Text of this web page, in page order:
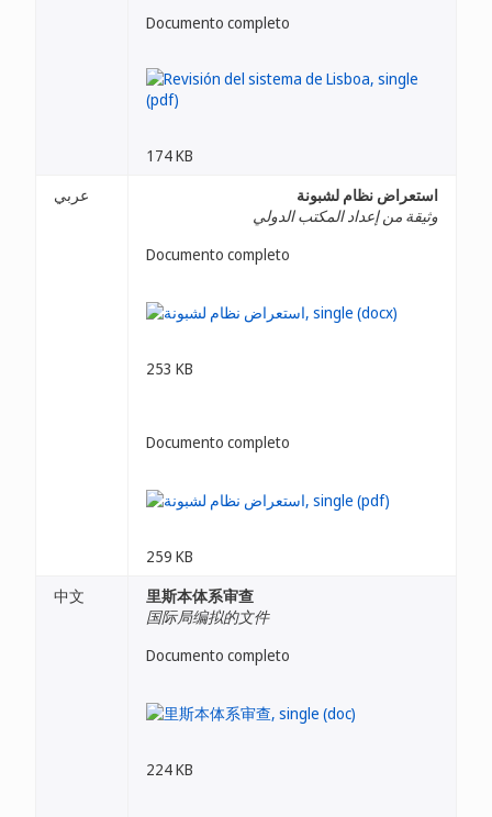
Documento completo
174 KB
عربي
استعراض نظام لشبونة
وثيقة من إعداد المكتب الدولي
Documento completo
253 KB
Documento completo
259 KB
中文
里斯本体系审查
国际局编拟的文件
Documento completo
224 KB